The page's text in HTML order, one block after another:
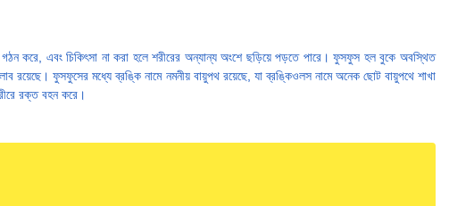
করে, এবং চিকিৎসা না করা হলে শরীরের অন্যান্য অংশে ছড়িয়ে পড়তে পারে। ফুসফুস হল বুকে অবস্থিত
রয়েছে। ফুসফুসের মধ্যে ব্রঙ্কি নামে নমনীয় বায়ুপথ রয়েছে, যা ব্রঙ্কিওলস নামে অনেক ছোট বায়ুপথে শাখা
রক্ত বহন করে।